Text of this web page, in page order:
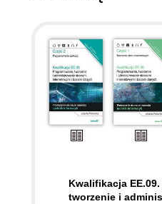
Kwalifikacja
tworzenie i